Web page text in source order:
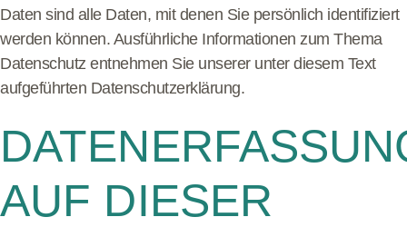
Daten sind alle Daten, mit denen Sie persönlich identifiziert
werden können. Ausführliche Informationen zum Thema
Datenschutz entnehmen Sie unserer unter diesem Text
aufgeführten Datenschutzerklärung.
AUF DIESER